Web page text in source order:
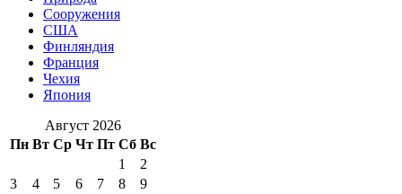
Сооружения
США
Финляндия
Франция
Чехия
Япония
Август 2026
Пн Вт Ср Чт Пт Сб Вс
1
2
3
4 5 6 7 8
9